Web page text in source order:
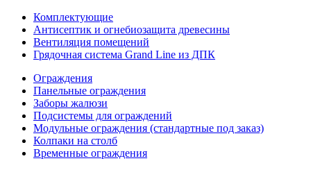
Комплектующие
Антисептик и огнебиозащита древесины
Вентиляция помещений
Грядочная система Grand Line из ДПК
Ограждения
Панельные ограждения
Заборы жалюзи
Подсистемы для ограждений
Модульные ограждения (стандартные под заказ)
Колпаки на столб
Временные ограждения